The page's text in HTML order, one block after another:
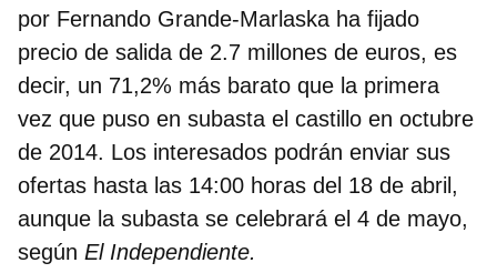
por Fernando Grande-Marlaska ha fijado
precio de salida de 2.7 millones de euros, es
decir, un 71,2% más barato que la primera
vez que puso en subasta el castillo en octubre
de 2014. Los interesados podrán enviar sus
ofertas hasta las 14:00 horas del 18 de abril,
aunque la subasta se celebrará el 4 de mayo,
según El Independiente.